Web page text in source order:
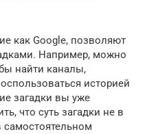
как Google, позволяют
Например, можно
найти каналы,
историей
загадки вы уже
что суть загадки не в
самостоятельном